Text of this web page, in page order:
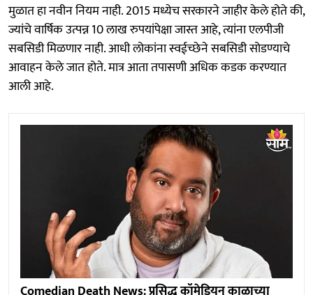
मुळात हा नवीन नियम नाही. 2015 मध्येच सरकारने जाहीर केले होते की,
ज्यांचे वार्षिक उत्पन्न 10 लाख रुपयांपेक्षा जास्त आहे, त्यांना एलपीजी
सबसिडी मिळणार नाही. आधी लोकांना स्वईच्छेने सबसिडी सोडण्याचे
आवाहन केले जात होते. मात्र आता तपासणी अधिक कडक करण्यात
आली आहे.